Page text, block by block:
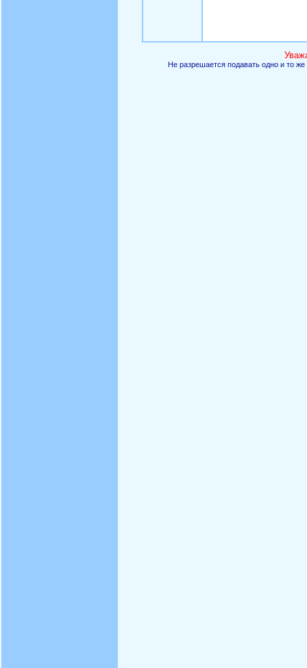
Не разрешается подавать одно и то